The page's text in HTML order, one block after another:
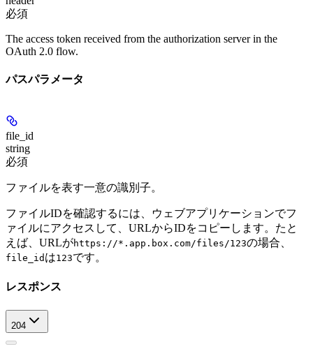
必須
The access token received from the authorization server in the
OAuth 2.0 flow.
パスパラメータ
file_id
string
必須
ファイルを表す一意の識別子。
ファイルIDを確認するには、ウェブアプリケーションでフ
ァイルにアクセスして、URLからIDをコピーします。たと
えば、URLがhttps://*.app.box.com/files/123の場合、
file_id は123です。
レスポンス
204